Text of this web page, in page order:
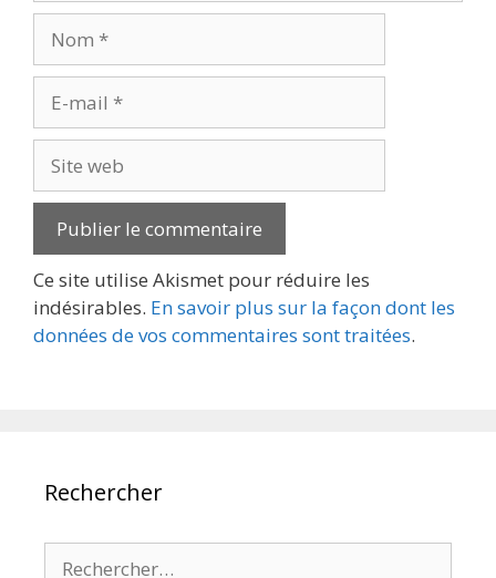
mail
web
Ce site utilise Akismet pour réduire les
indésirables. En savoir plus sur la façon dont les
données de vos commentaires sont traitées.
Rechercher